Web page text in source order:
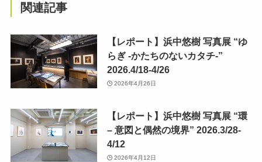
関連記事
【レポート】浜中悠樹 写真展 “ゆ
らぎ -かたちのないカタチ-”
2026.4/18-4/26
2026年4月26日
【レポート】浜中悠樹 写真展 “環
– 意図と偶然の境界” 2026.3/28-
4/12
2026年4月12日